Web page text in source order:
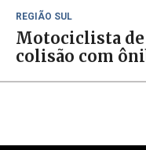
REGIÃO SUL
Motociclista de
colisão com